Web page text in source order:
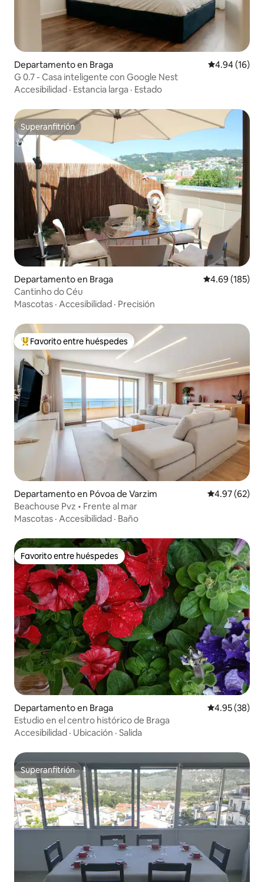
Departamento en Braga Calificación
4.94 (16)
G 0.7 - Casa inteligente con Google Nest
Accesibilidad · Estancia larga · Estado
Superanfitrión
Superanfitrión
Departamento en Braga Calificación
4.69 (185)
Cantinho do Céu
Mascotas · Accesibilidad · Precisión
De los mejores en Favorito entre huéspedes
Favorito entre huéspedes
Departamento en Póvoa de Varzim Calificación
4.97 (62)
Beachouse Pvz • Frente al mar
Mascotas · Accesibilidad · Baño
Favorito entre huéspedes
Favorito entre huéspedes
Departamento en Braga Calificación
4.95 (38)
Estudio en el centro histórico de Braga
Accesibilidad · Ubicación · Salida
Superanfitrión
Superanfitrión